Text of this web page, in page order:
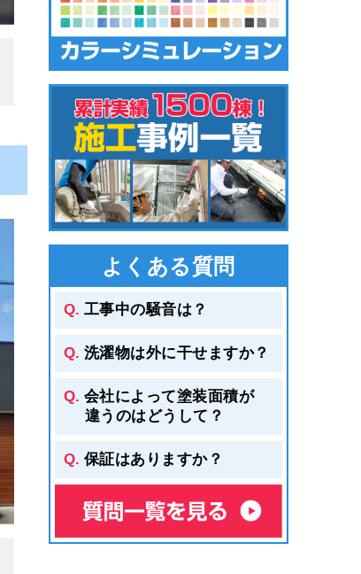
よくある質問
工事中の騒音は？
洗濯物は外に干せますか？
会社によって塗装面積が
違うのはどうして？
保証はありますか？